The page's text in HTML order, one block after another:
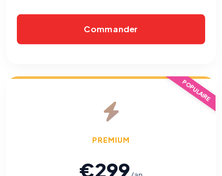
Commander
POPULAIRE
PREMIUM
€299
TOUJOURS ACTIF
peuvent pas être désactivés.
Cookies analytiques